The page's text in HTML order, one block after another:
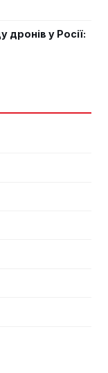
дронів у Росії: